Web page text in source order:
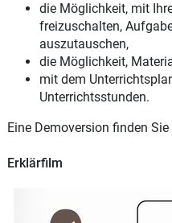
die Möglichkeit, mit
freizuschalten,
auszutauschen,
die Möglichkeit,
mit dem
Unterrichtsstunden.
Eine Demoversion finden
Erklärfilm